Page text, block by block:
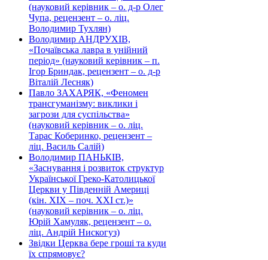
(науковий керівник – о. д-р Олег
Чупа, рецензент – о. ліц.
Володимир Тухлян)
Володимир АНДРУХІВ,
«Почаївська лавра в унійний
період» (науковий керівник – п.
Ігор Бриндак, рецензент – о. д-р
Віталій Лесняк)
Павло ЗАХАРЯК, «Феномен
трансгуманізму: виклики і
загрози для суспільства»
(науковий керівник – о. ліц.
Тарас Коберинко, рецензент –
ліц. Василь Салій)
Володимир ПАНЬКІВ,
«Заснування і розвиток структур
Української Греко-Католицької
Церкви у Південній Америці
(кін. ХІХ – поч. ХХІ ст.)»
(науковий керівник – о. ліц.
Юрій Хамуляк, рецензент – о.
ліц. Андрій Нискогуз)
Звідки Церква бере гроші та куди
їх спрямовує?